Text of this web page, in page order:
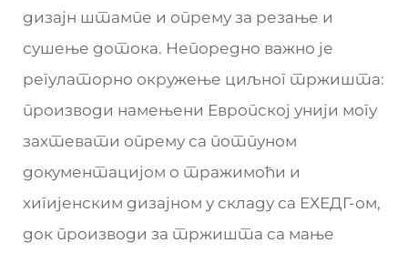
дизајн штампе и опрему за резање и
сушење дотока. Непоредно важно је
регулаторно окружење циљног тржишта:
производи намењени Европској унији могу
захтевати опрему са потпуном
документацијом о тражимоћи и
хигијенским дизајном у складу са ЕХЕДГ-ом,
док производи за тржишта са мање